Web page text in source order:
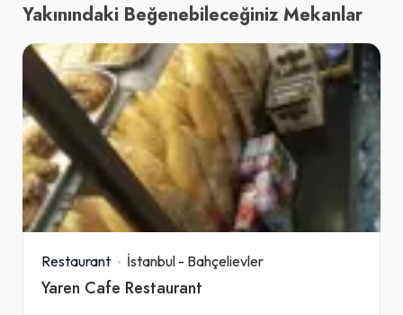
Yakınındaki Beğenebileceğiniz Mekanlar
Restaurant İstanbul - Bahçelievler
Yaren Cafe Restaurant